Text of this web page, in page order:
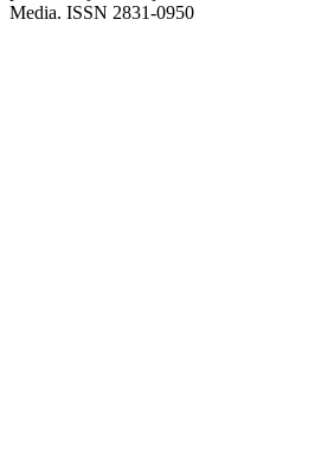
Media. ISSN 2831-0950